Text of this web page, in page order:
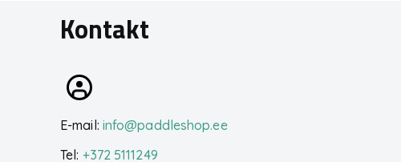
Kontakt
E-mail: info@paddleshop.ee
Tel: +372 5111249